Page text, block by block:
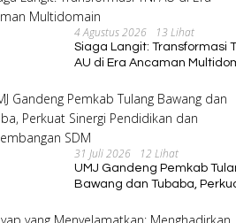
4 Agustus 2026 13 Lihat
Siaga Langit: Transformasi
AU di Era Ancaman
31 Juli 2026 12 Lihat
UMJ Gandeng Pemkab
Bawang dan Tubaba,
Pengembangan SDM